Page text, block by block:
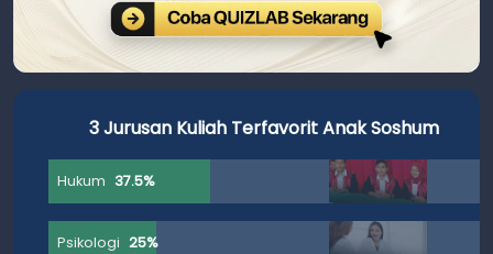
3 Jurusan Kuliah Terfavorit Anak Soshum
Hukum 37.5%
Psikologi 25%